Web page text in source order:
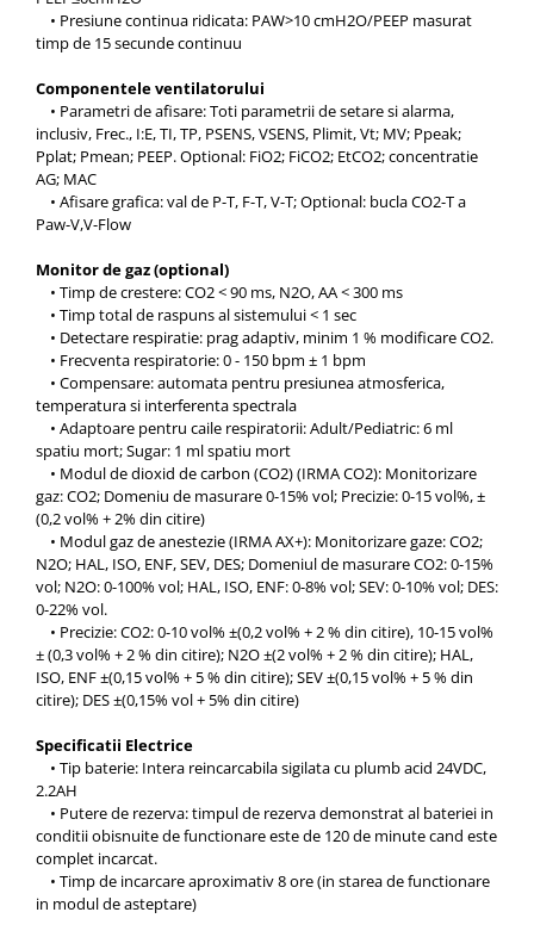
• Presiune continua ridicata: PAW>10 cmH2O/PEEP masurat
timp de 15 secunde continuu
Componentele ventilatorului
• Parametri de afisare: Toti parametrii de setare si alarma,
inclusiv, Frec., I:E, TI, TP, PSENS, VSENS, Plimit, Vt; MV; Ppeak;
Pplat; Pmean; PEEP. Optional: FiO2; FiCO2; EtCO2; concentratie
AG; MAC
• Afisare grafica: val de P-T, F-T, V-T; Optional: bucla CO2-T a
Paw-V,V-Flow
Monitor de gaz (optional)
• Timp de crestere: CO2 < 90 ms, N2O, AA < 300 ms
• Timp total de raspuns al sistemului < 1 sec
• Detectare respiratie: prag adaptiv, minim 1 % modificare CO2.
• Frecventa respiratorie: 0 - 150 bpm ± 1 bpm
• Compensare: automata pentru presiunea atmosferica,
temperatura si interferenta spectrala
• Adaptoare pentru caile respiratorii: Adult/Pediatric: 6 ml
spatiu mort; Sugar: 1 ml spatiu mort
• Modul de dioxid de carbon (CO2) (IRMA CO2): Monitorizare
gaz: CO2; Domeniu de masurare 0-15% vol; Precizie: 0-15 vol%, ±
(0,2 vol% + 2% din citire)
• Modul gaz de anestezie (IRMA AX+): Monitorizare gaze: CO2;
N2O; HAL, ISO, ENF, SEV, DES; Domeniul de masurare CO2: 0-15%
vol; N2O: 0-100% vol; HAL, ISO, ENF: 0-8% vol; SEV: 0-10% vol; DES:
0-22% vol.
• Precizie: CO2: 0-10 vol% ±(0,2 vol% + 2 % din citire), 10-15 vol%
± (0,3 vol% + 2 % din citire); N2O ±(2 vol% + 2 % din citire); HAL,
ISO, ENF ±(0,15 vol% + 5 % din citire); SEV ±(0,15 vol% + 5 % din
citire); DES ±(0,15% vol + 5% din citire)
Specificatii Electrice
• Tip baterie: Intera reincarcabila sigilata cu plumb acid 24VDC,
2.2AH
• Putere de rezerva: timpul de rezerva demonstrat al bateriei in
conditii obisnuite de functionare este de 120 de minute cand este
complet incarcat.
• Timp de incarcare aproximativ 8 ore (in starea de functionare
in modul de asteptare)